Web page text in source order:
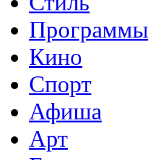
Программы
Кино
Спорт
Афиша
Арт